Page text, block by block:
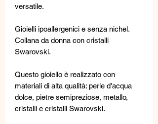
versatile.
Gioielli ipoallergenici e senza nichel.
Collana da donna con cristalli
Swarovski.
Questo gioiello è realizzato con
materiali di alta qualità: perle d'acqua
dolce, pietre semipreziose, metallo,
cristalli e cristalli Swarovski.